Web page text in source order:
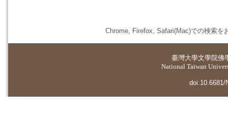
Chrome, Firefox, Safari(Mac)での検索を
臺灣大學文學院佛
National Taiwan
doi:10.6681/